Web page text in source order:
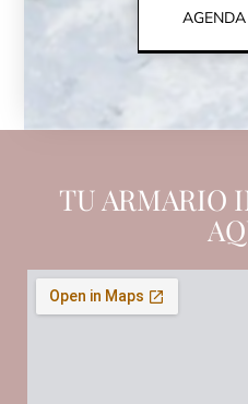
TU ARMARIO